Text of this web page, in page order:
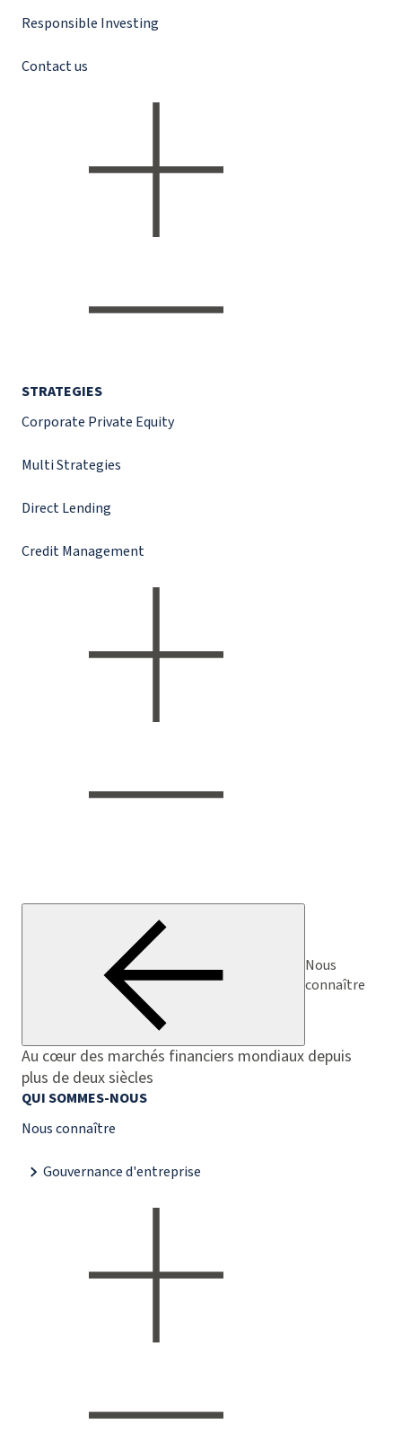
Responsible Investing
Contact us
STRATEGIES
Corporate Private Equity
Multi Strategies
Direct Lending
Credit Management
Nous
connaître
Au cœur des marchés financiers mondiaux depuis
plus de deux siècles
QUI SOMMES-NOUS
Nous connaître
Gouvernance d'entreprise